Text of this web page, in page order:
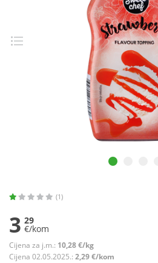
(1)
3 29
€/kom
Cijena za j.m.: 10,28 €/kg
Cijena 02.05.2025.: 2,29 €/kom